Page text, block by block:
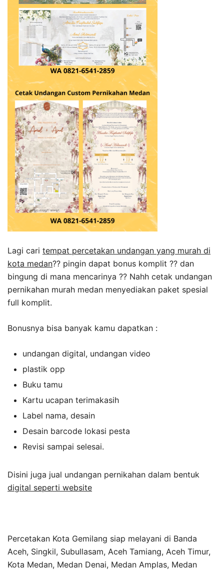
Lagi cari tempat percetakan undangan yang murah di
kota medan?? pingin dapat bonus komplit ?? dan
bingung di mana mencarinya ?? Nahh cetak undangan
pernikahan murah medan menyediakan paket spesial
full komplit.
Bonusnya bisa banyak kamu dapatkan :
undangan digital, undangan video
plastik opp
Buku tamu
Kartu ucapan terimakasih
Label nama, desain
Desain barcode lokasi pesta
Revisi sampai selesai.
Disini juga jual undangan pernikahan dalam bentuk
digital seperti website
Percetakan Kota Gemilang siap melayani di Banda
Aceh, Singkil, Subullasam, Aceh Tamiang, Aceh Timur,
Kota Medan, Medan Denai, Medan Amplas, Medan